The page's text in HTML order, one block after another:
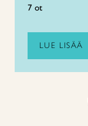
7 ot
LUE LISÄÄ